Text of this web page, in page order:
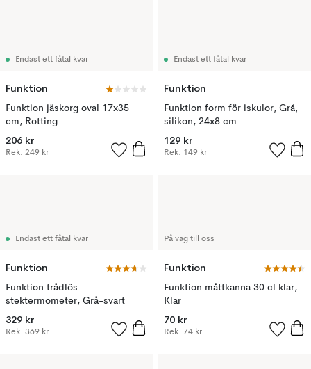
Endast ett fåtal kvar
Funktion
Funktion jäskorg oval 17x35
cm, Rotting
206 kr
Rek. 249 kr
Endast ett fåtal kvar
Funktion
Funktion form för iskulor, Grå,
silikon, 24x8 cm
129 kr
Rek. 149 kr
Endast ett fåtal kvar
Funktion
Funktion trådlös
stektermometer, Grå-svart
329 kr
Rek. 369 kr
På väg till oss
Funktion
Funktion måttkanna 30 cl klar,
Klar
70 kr
Rek. 74 kr